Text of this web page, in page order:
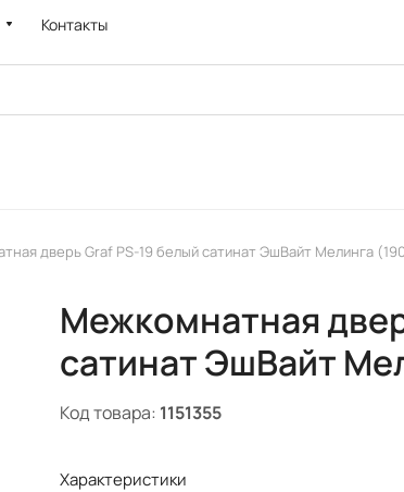
Контакты
дверь Graf PS-19 белый сатинат ЭшВайт Мелинга
Межкомнатная
сатинат ЭшВайт
Код товара: 1151355
Характеристики